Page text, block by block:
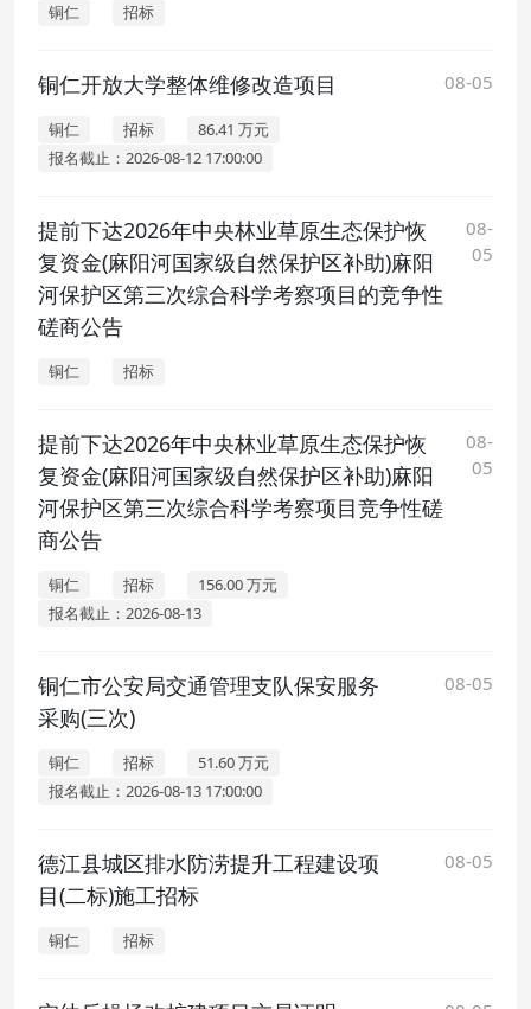
铜仁 招标
铜仁开放大学整体维修改造项目 08-05
铜仁 招标
86.41 万元
报名截止：2026-08-12 17:00:00
提前下达2026年中央林业草原生态保护恢
复资金(麻阳河国家级自然保护区补助)麻阳
河保护区第三次综合科学考察项目的竞争性
磋商公告
08-
05
铜仁 招标
提前下达2026年中央林业草原生态保护恢
复资金(麻阳河国家级自然保护区补助)麻阳
河保护区第三次综合科学考察项目竞争性磋
商公告
08-
05
铜仁 招标
156.00 万元
报名截止：2026-08-13
铜仁市公安局交通管理支队保安服务
采购(三次)
08-05
铜仁 招标
51.60 万元
报名截止：2026-08-13 17:00:00
德江县城区排水防涝提升工程建设项
目(二标)施工招标
08-05
铜仁 招标